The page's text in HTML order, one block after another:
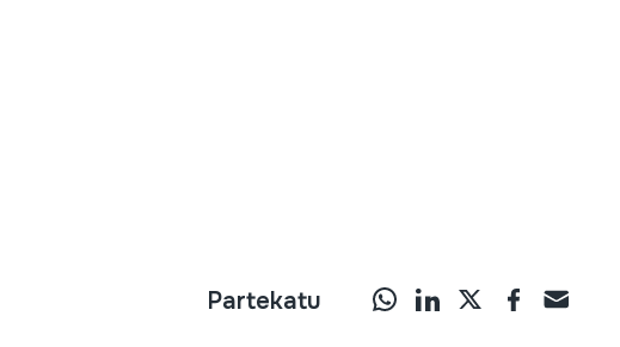
Partekatu